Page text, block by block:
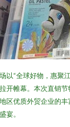
以“全球好物，惠聚
开帷幕。本次直销
区优质外贸企业的
宴。